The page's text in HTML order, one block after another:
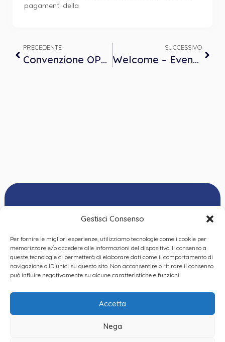
Gestisci Consenso
Per fornire le migliori esperienze, utilizziamo tecnologie come i cookie per
memorizzare e/o accedere alle informazioni del dispositivo. Il consenso a
queste tecnologie ci permetterà di elaborare dati come il comportamento di
navigazione o ID unici su questo sito. Non acconsentire o ritirare il consenso
può influire negativamente su alcune caratteristiche e funzioni.
Accetta
Nega
pagamenti della
PRECEDENTE
Convenzione OPP-LILT – LA PREVENZIONE DEL DISTRESS PSICOLOGICO NEL PAZIENTE ONCOLOGICO
SUCCESSIVO
Welcome – Evento di accoglienza nuove Iscritte e nuovi Iscritti
Privacy Policy|Cookie
Policy|Dichiarazione
Ordine delle
Psicologhe e degli
Psicologi del Piemonte
VIA GIANNONE 8A – 10121
TEL: